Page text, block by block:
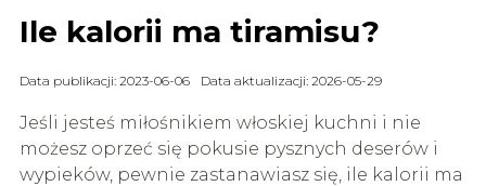
Ile kalorii ma tiramisu?
Data publikacji: 2023-06-06 Data aktualizacji: 2026-05-29
Jeśli jesteś miłośnikiem włoskiej kuchni i nie
możesz oprzeć się pokusie pysznych deserów i
wypieków, pewnie zastanawiasz się, ile kalorii ma